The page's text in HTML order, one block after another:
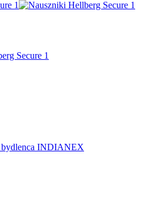
Secure 1
bydlenca INDIANEX